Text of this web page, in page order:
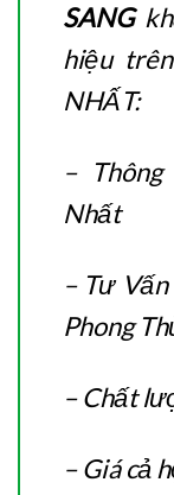
SANG
hiệu
NHẤT:
–
Nhất
– Tư Vấn
Phong
– Chất
– Giá cả